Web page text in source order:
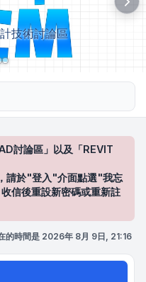
技術討論區
討論區」以及「REVIT
請於"登入"介面點選"我忘
信後重設新密碼或重新註
的時間是 2026年 8月 9日, 21:16